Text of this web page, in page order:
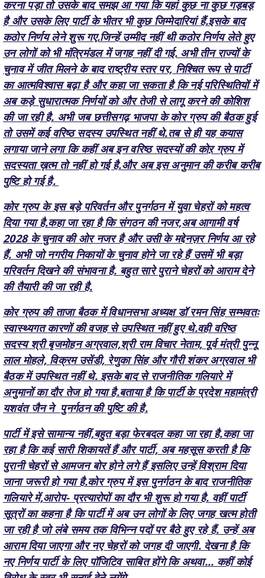
उन लोगों को भी मंत्रिमंडल में जगह नहीं दी गई. अभी तीन राज्यों के
चुनाव में जीत मिलने के बाद राष्ट्रीय स्तर पर, निश्चित रूप से पार्टी
का आत्मविश्वास बढ़ा है और कहा जा सकता है कि नई परिस्थितियों में
अब कड़े सुधारात्मक निर्णयों को और तेजी से लागू करने की कोशिश
की जा रही है. अभी जब छत्तीसगढ़ भाजपा के कोर ग्रुप की बैठक हुई
तो उसमें कई वरिष्ठ सदस्य उपस्थित नहीं थे.तब से ही यह कयास
लगाया जाने लगा कि कहीं अब इन वरिष्ठ सदस्यों की कोऱ ग्रुप में
सदस्यता ख़त्म तो नहीं हो गई है.और अब इस अनुमान की करीब करीब
पुष्टि हो गई है.
कोर ग्रुप के इस बड़े परिवर्तन और पुनर्गठन में युवा चेहरों को महत्व
दिया गया है.कहा जा रहा है कि संगठन की नजर,अब आगामी वर्ष
2028 के चुनाव की ओर नजर है और उसी के मद्देनज़र निर्णय आ रहे
हैं. अभी जो नगरीय निकायों के चुनाव होने जा रहे हैं उसमें भी बड़ा
परिवर्तन दिखने की संभावना है. बहुत सारे पुराने चेहरों को आराम देने
की तैयारी की जा रही है.
कोर ग्रुप की ताजा बैठक में विधानसभा अध्यक्ष डॉ रमन सिंह सम्भवतः
स्वास्थ्यगत कारणों की वजह से उपस्थित नहीं हुए थे.वही वरिष्ठ
सदस्य श्री बृजमोहन अग्रवाल,श्री राम विचार नेताम, पूर्व मंत्री पुन्नू
लाल मोहले, विक्रम उसेंडी, रेणुका सिंह और गौरी शंकर अग्रवाल भी
बैठक में उपस्थित नहीं थे. इसके बाद से राजनीतिक गलियारे में
अनुमानों का दौर तेज हो गया है.बताया है कि पार्टी के प्रदेश महामंत्री
यशवंत जैन ने पुनर्गठन की पुष्टि की है.
पार्टी में इसे सामान्य नहीं,बहुत बड़ा फेरबदल कहा जा रहा है.कहा जा
रहा है कि कई सारी शिकायतें हैं और पार्टी, अब महसूस करती है कि
पुरानी चेहरों से आमजन बोर होने लगे हैं इसलिए उन्हें विश्राम दिया
जाना जरूरी हो गया है.कोर ग्रुप में इस पुनर्गठन के बाद राजनीतिक
गलियारे में,आरोप- प्रत्यारोपों का दौर भी शुरू हो गया है. वहीं पार्टी
सूत्रों का कहना है कि पार्टी में अब उन लोगों के लिए जगह खत्म होती
जा रही है जो लंबे समय तक विभिन्न पदों पर बैठे हुए रहे हैं. उन्हें अब
आराम दिया जाएगा और नए चेहरों को जगह दी जाएगी. देखना है कि
नए निर्णय पार्टी के लिए पॉजिटिव साबित होंगे कि अथवा... कहीं कोई
विरोध के स्वर भी सुनाई देने लगेंगे.